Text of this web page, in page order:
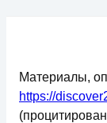
Материалы,
https://